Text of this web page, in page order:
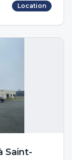
Location
Saint-